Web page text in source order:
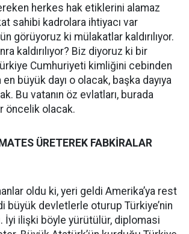
herkes hak etiklerini alamaz
sahibi kadrolara ihtiyacı var
görüyoruz ki mülakatlar kaldırılıyor.
kaldırılıyor? Biz diyoruz ki bir
Cumhuriyeti kimliğini cebinden
en büyük dayı o olacak, başka dayıya
Bu vatanın öz evlatları, burada
öncelik olacak.
ÜRETEREK FABKİRALAR
oldu ki, yeri geldi Amerika’ya rest
büyük devletlerle oturup Türkiye’nin
İyi ilişki böyle yürütülür, diplomasi